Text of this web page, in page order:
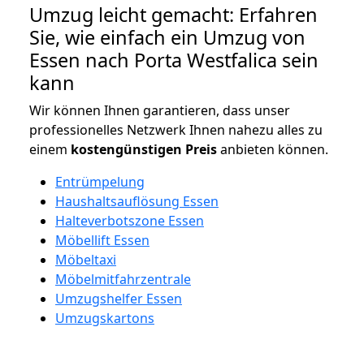
Umzug leicht gemacht: Erfahren
Sie, wie einfach ein Umzug von
Essen nach Porta Westfalica sein
kann
Wir können Ihnen garantieren, dass unser
professionelles Netzwerk Ihnen nahezu alles zu
einem kostengünstigen Preisanbieten können.
Entrümpelung
Haushaltsauflösung Essen
Halteverbotszone Essen
Möbellift Essen
Möbeltaxi
Möbelmitfahrzentrale
Umzugshelfer Essen
Umzugskartons